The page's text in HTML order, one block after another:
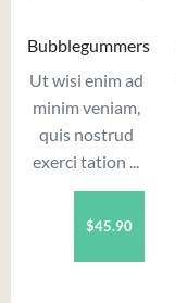
Bubblegummers
Ut wisi enim ad
minim veniam,
quis nostrud
exerci tation ...
$45.90